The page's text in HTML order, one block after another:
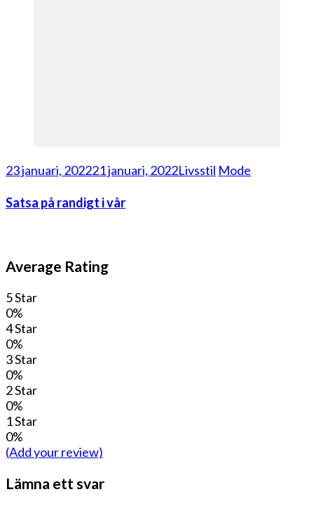
23 januari, 202221 januari, 2022Livsstil Mode
Satsa på randigt i vår
Average Rating
5 Star
0%
4 Star
0%
3 Star
0%
2 Star
0%
1 Star
0%
(Add your review)
Lämna ett svar